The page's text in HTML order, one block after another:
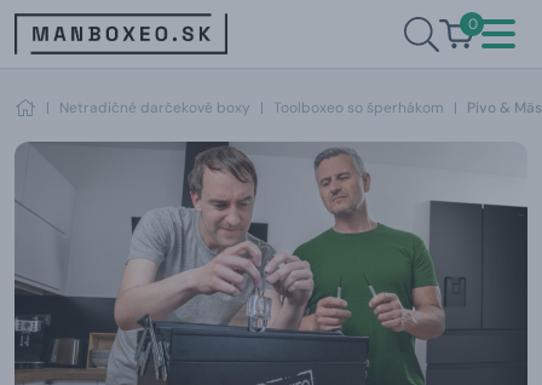
0
| Netradičné darčekové boxy | Toolboxeo so šperhákom | Pivo &